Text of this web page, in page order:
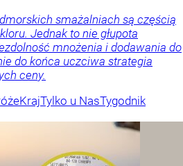
smażalniach są częścią
Jednak to nie głupota
mnożenia i dodawania do
do końca uczciwa strategia
ceny.
KrajTylko u NasTygodnik